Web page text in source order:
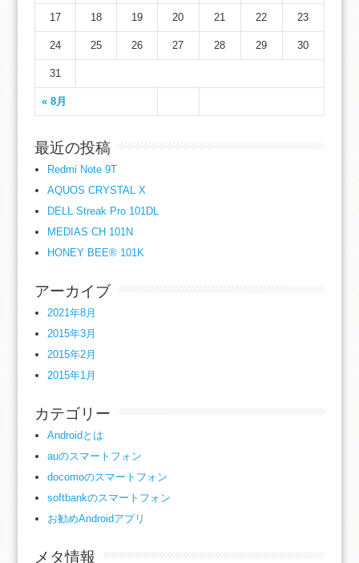
« 8月
17 18 19 20 21 22 23
24 25 26 27 28 29 30
31
最近の投稿
Redmi Note 9T
AQUOS CRYSTAL X
DELL Streak Pro 101DL
MEDIAS CH 101N
HONEY BEE® 101K
アーカイブ
2021年8月
2015年3月
2015年2月
2015年1月
カテゴリー
Androidとは
auのスマートフォン
docomoのスマートフォン
softbankのスマートフォン
お勧めAndroidアプリ
メタ情報